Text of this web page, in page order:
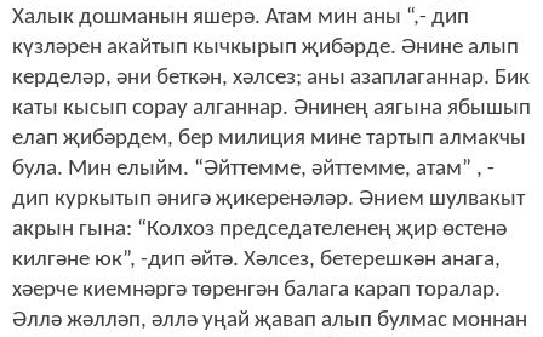
Халык дошманын яшерә. Атам мин аны “,- дип
күзләрен акайтып кычкырып җибәрде. Әнине алып
керделәр, әни беткән, хәлсез; аны азаплаганнар. Бик
каты кысып сорау алганнар. Әнинең аягына ябышып
елап җибәрдем, бер милиция мине тартып алмакчы
була. Мин елыйм. “Әйттемме, әйттемме, атам” , -
дип куркытып әнигә җикеренәләр. Әнием шулвакыт
акрын гына: “Колхоз председателенең җир өстенә
килгәне юк”, -дип әйтә. Хәлсез, бетерешкән анага,
хәерче киемнәргә төренгән балага карап торалар.
Әллә жәлләп, әллә уңай җавап алып булмас моннан